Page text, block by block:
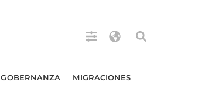
GOBERNANZA MIGRACIONES